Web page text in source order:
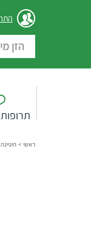
ראשי >